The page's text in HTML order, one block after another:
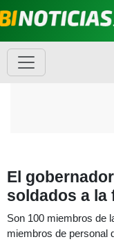
El
soldados a la
Son 100 miembros de
miembros de personal